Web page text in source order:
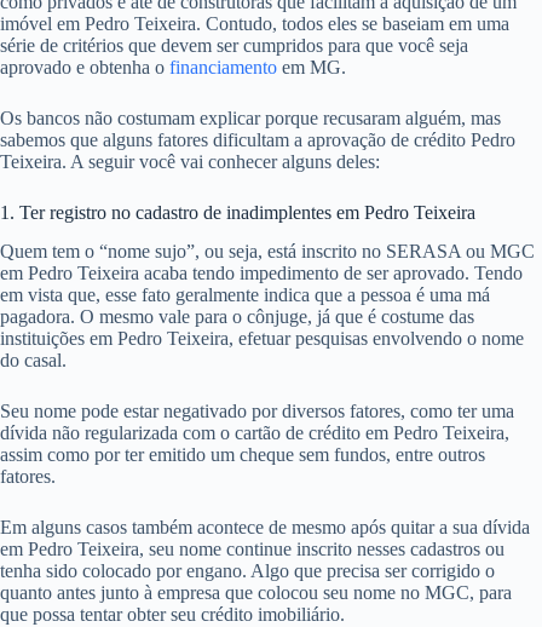
imóvel em Pedro Teixeira. Contudo, todos eles se baseiam em uma
série de critérios que devem ser cumpridos para que você seja
aprovado e obtenha o financiamento em MG.
Os bancos não costumam explicar porque recusaram alguém, mas
sabemos que alguns fatores dificultam a aprovação de crédito Pedro
Teixeira. A seguir você vai conhecer alguns deles:
1. Ter registro no cadastro de inadimplentes em Pedro Teixeira
Quem tem o “nome sujo”, ou seja, está inscrito no SERASA ou MGC
em Pedro Teixeira acaba tendo impedimento de ser aprovado. Tendo
em vista que, esse fato geralmente indica que a pessoa é uma má
pagadora. O mesmo vale para o cônjuge, já que é costume das
instituições em Pedro Teixeira, efetuar pesquisas envolvendo o nome
do casal.
Seu nome pode estar negativado por diversos fatores, como ter uma
dívida não regularizada com o cartão de crédito em Pedro Teixeira,
assim como por ter emitido um cheque sem fundos, entre outros
fatores.
Em alguns casos também acontece de mesmo após quitar a sua dívida
em Pedro Teixeira, seu nome continue inscrito nesses cadastros ou
tenha sido colocado por engano. Algo que precisa ser corrigido o
quanto antes junto à empresa que colocou seu nome no MGC, para
que possa tentar obter seu crédito imobiliário.